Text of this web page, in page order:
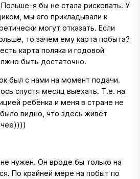
я бы не стала рисковать. У
мы его прикладывали к
могут отказать. Если
то зачем ему карта побыта?
карта поляка и годовой
быть достаточно.
был с нами на момент подачи.
спустя месяц выехать. Т.е. на
ребёнка и меня в стране не
видно, что здесь живёт
нужен. Он вроде бы только на
По крайней мере на побыт по